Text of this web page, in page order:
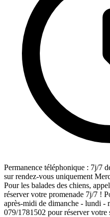
Permanence téléphonique : 7j/7
sur rendez-vous uniquement
Pour les balades des chiens,
réserver votre promenade 7j/7 !
après-midi de dimanche - lundi -
079/1781502 pour réserver votre